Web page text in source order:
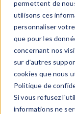
permettent de
utilisons ces
personnaliser
que pour les
concernant nos
sur d'autres
cookies que nous
Politique de
Si vous refusez
informations ne